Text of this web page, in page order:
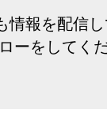
情報を配信し
ーをしてくだ